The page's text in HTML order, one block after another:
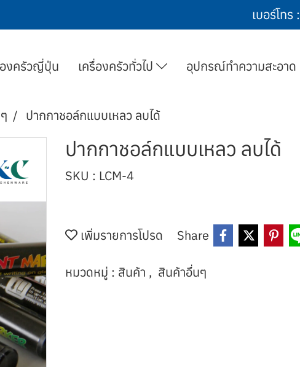
เบอร์โทร :
องครัวญี่ปุ่น เครื่องครัวทั่วไป อุปกรณ์ทำความสะอาด
ปากกาชอล์กแบบเหลว ลบได้
ปากกาชอล์กแบบเหลว ลบได้
SKU : LCM-4
เพิ่มรายการโปรด Share
หมวดหมู่ : สินค้า , สินค้าอื่นๆ